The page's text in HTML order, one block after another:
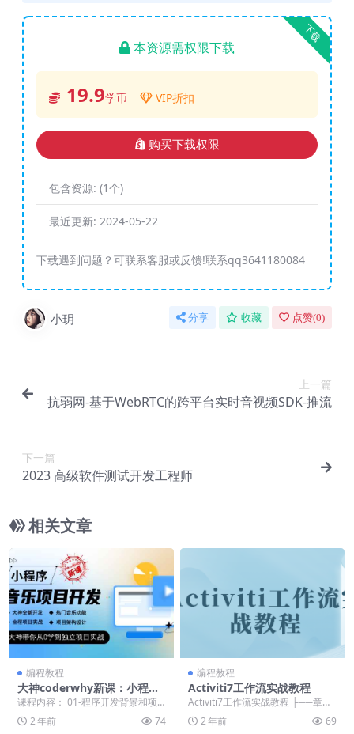
下载
本资源需权限下载
19.9学币 VIP折扣
购买下载权限
包含资源: (1个)
最近更新: 2024-05-22
下载遇到问题？可联系客服或反馈!联系qq3641180084
小玥 分享 收藏 点赞(0)
上一篇
抗弱网-基于WebRTC的跨平台实时音视频SDK-推流
下一篇
2023 高级软件测试开发工程师
相关文章
编程教程
大神coderwhy新课：小程序
音乐项目开发实战，视频+资
料，价值498
课程内容： 01-程序开发背景和项
介绍.mp4 02-HYMusic项搭建和配
置...2 年前 74
编程教程
Activiti7工作流实战教程
Activiti7工作流实战教程 ├──章节
1 工作流基础和activit简介 ...
2 年前 69